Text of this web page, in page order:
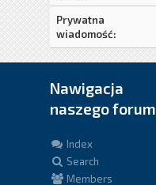
Prywatna
wiadomość:
Nawigacja
naszego forum
Index
Search
Members